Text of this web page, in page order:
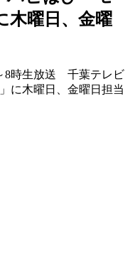
木曜日、金曜
8時生放送 千葉テレビ
に木曜日、金曜日担当